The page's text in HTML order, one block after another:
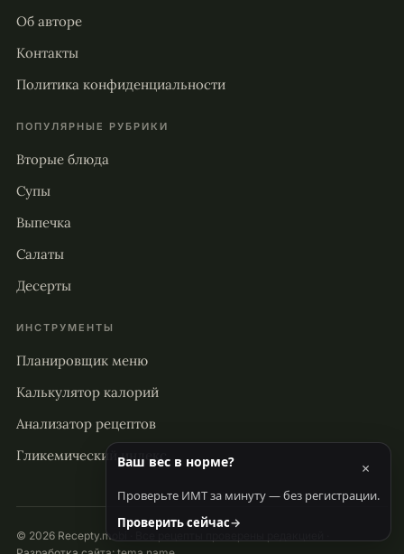
Об авторе
Контакты
Политика конфиденциальности
ПОПУЛЯРНЫЕ РУБРИКИ
Вторые блюда
Супы
Выпечка
Салаты
Десерты
ИНСТРУМЕНТЫ
Планировщик меню
Калькулятор калорий
Анализатор рецептов
Гликемический индекс
© 2026 Recepty.mobi · Все рецепты проверены редакцией ·
Ваш вес в норме? ×
Проверьте ИМТ за минуту — без регистрации.
Проверить сейчас→